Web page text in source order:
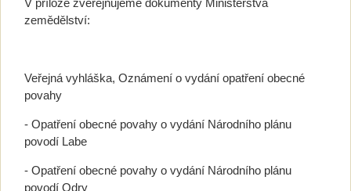
zemědělství:
Veřejná vyhláška, Oznámení o vydání opatření obecné
povahy
- Opatření obecné povahy o vydání Národního plánu
povodí Labe
- Opatření obecné povahy o vydání Národního plánu
povodí Odry